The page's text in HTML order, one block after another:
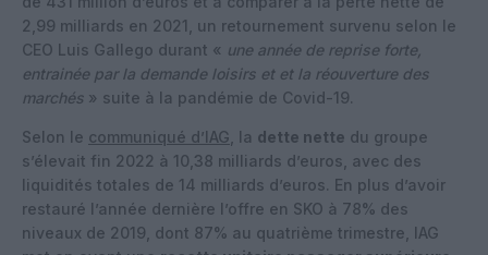
2,99 milliards en 2021, un retournement survenu selon le
CEO Luis Gallego durant « une année de reprise forte,
entrainée par la demande loisirs et et la réouverture des
marchés » suite à la pandémie de Covid-19.
Selon le communiqué d’IAG , la dette nette du groupe
s’élevait fin 2022 à 10,38 milliards d’euros, avec des
liquidités totales de 14 milliards d’euros. En plus d’avoir
restauré l’année dernière l’offre en SKO à 78% des
niveaux de 2019, dont 87% au quatrième trimestre, IAG